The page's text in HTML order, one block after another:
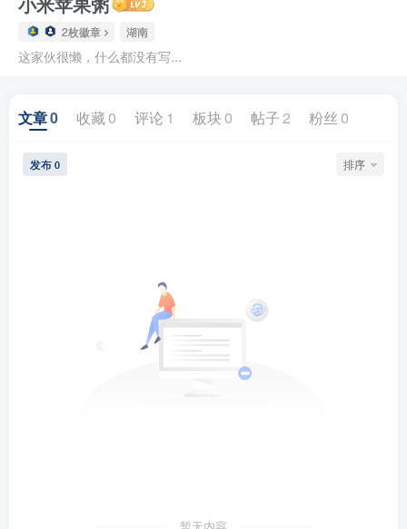
2枚徽章 湖南
这家伙很懒，什么都没有写...
文章0 收藏 0 评论 1 板块 0 帖子 2 粉丝 0
发布 0 排序